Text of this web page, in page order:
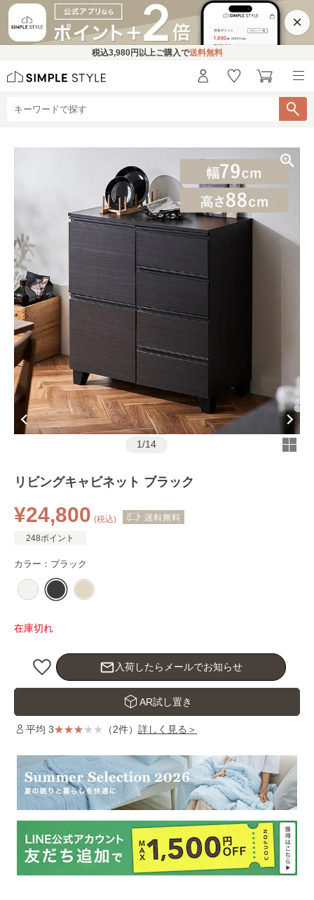
×
税込3,980円 以上ご購入で送料無料
1/14
リビングキャビネット ブラック
¥24,800 (税込)
248ポイント
カラー： ブラック
在庫切れ
mail_outline 入荷したらメールでお知らせ
AR試し置き
平均 3 （2件） 詳しく見る＞